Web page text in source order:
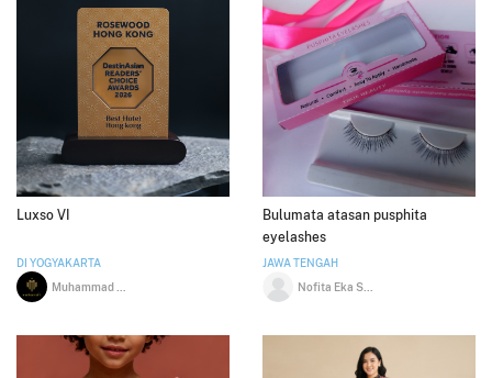
Luxso VI
DI YOGYAKARTA
Bulumata atasan pusphita
eyelashes
JAWA TENGAH